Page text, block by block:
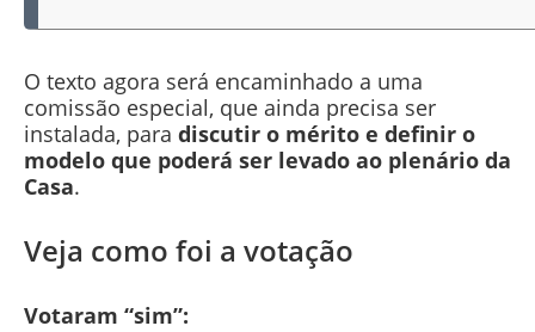
O texto agora será encaminhado a uma
comissão especial, que ainda precisa ser
instalada, para discutir o mérito e definir o
modelo que poderá ser levado ao plenário da
Casa.
Veja como foi a votação
Votaram “sim”: